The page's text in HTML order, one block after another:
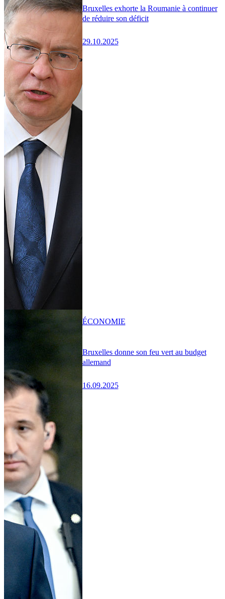
Bruxelles exhorte la Roumanie à continuer
de réduire son déficit
29.10.2025
Bruxelles donne son feu vert au budget
allemand
16.09.2025
ÉCONOMIE